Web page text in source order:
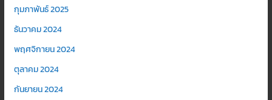
กุมภาพันธ์ 2025
ธันวาคม 2024
พฤศจิกายน 2024
ตุลาคม 2024
กันยายน 2024